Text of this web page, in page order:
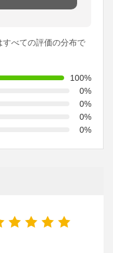
すべての評価の分布で
100%
0%
0%
0%
0%